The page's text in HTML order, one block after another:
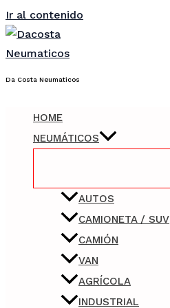
Ir al contenido
Da Costa Neumaticos
HOME
NEUMÁTICOS
AUTOS
CAMIONETA / SUV
CAMIÓN
VAN
AGRÍCOLA
INDUSTRIAL